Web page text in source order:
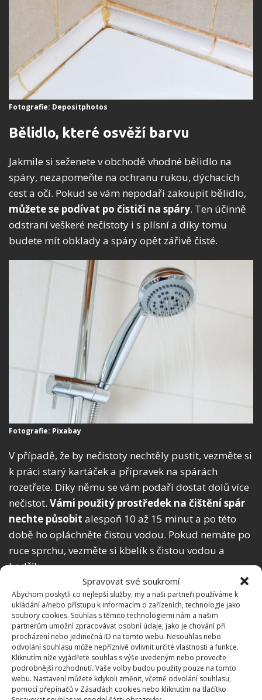
Spravovat své soukromí
Abychom poskytli co nejlepší služby, my a naši partneři používáme k
ukládání a/nebo přístupu k informacím o zařízeních, technologie jako
soubory cookies. Souhlas s těmito technologiemi nám a našim
partnerům umožní zpracovávat osobní údaje, jako je chování při
procházení nebo jedinečná ID na tomto webu. Nesouhlas nebo
odvolání souhlasu může nepříznivě ovlivnit určité vlastnosti a funkce.
Kliknutím níže vyjádřete souhlas s výše uvedeným nebo proveďte
podrobnější rozhodnutí. Vaše volby budou použity pouze na tomto
webu. Nastavení můžete kdykoli změnit, včetně odvolání souhlasu,
pomocí přepínačů v Zásadách cookies nebo kliknutím na tlačítko
Fotografie: Depositphotos
Bělidlo, které osvěží barvu
Jakmile si seženete v obchodě vhodné bělidlo na
spáry, nezapomeňte na ochranu rukou, dýchacích
cest a očí. Pokud se vám nepodaří zakoupit bělidlo,
můžete se podívat po čističi na spáry. Ten účinně
odstraní veškeré nečistoty i s plísní a díky tomu
budete mít obklady a spáry opět zářivě čisté.
Fotografie: Pixabay
V případě, že by nečistoty nechtěly pustit, vezměte si
k práci starý kartáček a přípravek na spárách
rozetřete. Díky němu se vám podaří dostat dolů více
nečistot. Vámi použitý prostředek na čištění spár
nechte působit alespoň 10 až 15 minut a po této
době ho opláchněte čistou vodou. Pokud nemáte po
ruce sprchu, vezměte si kbelík s čistou vodou a
hadřík.
Přípravek určený na plísně
Jestliže vaše koupelna není kvalitně odvětrávaná
nebo v ní pravidelně nevětráte, může se stát, že se u
vás budou objevovat plísně stále dokola. Zaměřte se
tedy na to,abyste v koupelně vždy po umytí
důkladně vyvětrali, a zbavili se tak vyšší vlhkosti.